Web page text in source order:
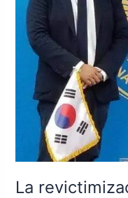
La